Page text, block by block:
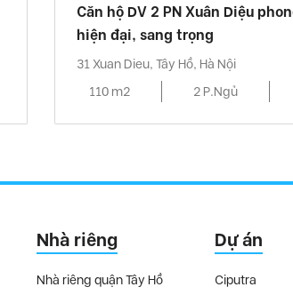
Căn hộ DV 2 PN Xuân Diệu
hiện đại, sang trọng
31 Xuan Dieu, Tây Hồ, Hà Nội
110 m2
2 P.Ngủ
Nhà riêng
Nhà riêng quận Tây Hồ
Dự án
Ciputra